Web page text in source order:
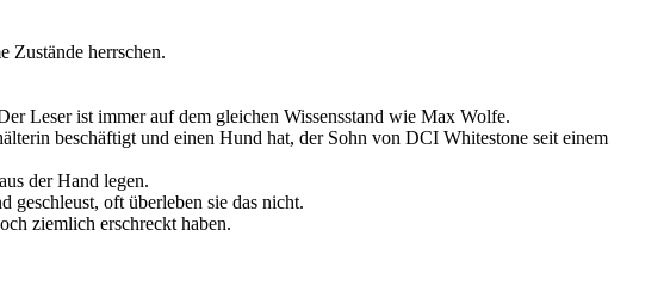
Zustände herrschen.
Leser ist immer auf dem gleichen Wissensstand wie Max Wolfe.
beschäftigt und einen Hund hat, der Sohn von DCI Whitestone seit einem
der Hand legen.
oft überleben sie das nicht.
ziemlich erschreckt haben.